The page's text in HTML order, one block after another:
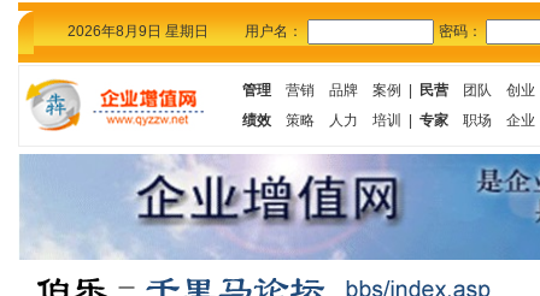
2026年8月9日 星期日 用户名： 密码：
管理 营销 品牌 案例 民营 团队
创业
绩效
策略 人力 培训 专家 职场 企业